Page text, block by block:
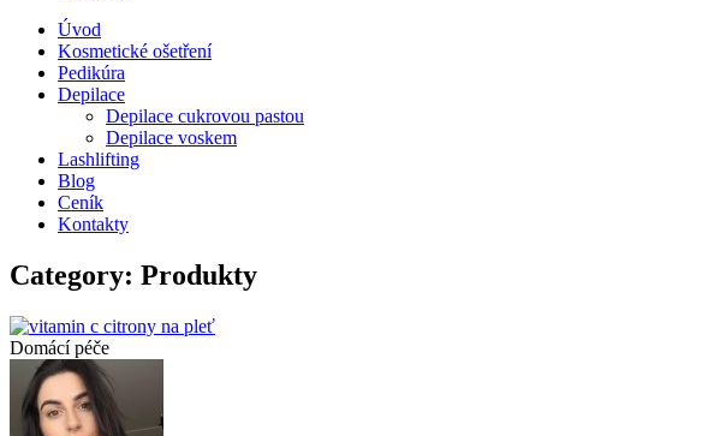
Úvod
Kosmetické ošetření
Pedikúra
Depilace
Depilace cukrovou pastou
Depilace voskem
Lashlifting
Blog
Ceník
Kontakty
Category: Produkty
Domácí péče